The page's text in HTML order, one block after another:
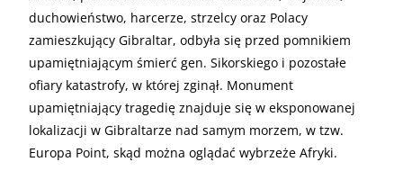
duchowieństwo, harcerze, strzelcy oraz Polacy
zamieszkujący Gibraltar, odbyła się przed pomnikiem
upamiętniającym śmierć gen. Sikorskiego i pozostałe
ofiary katastrofy, w której zginął. Monument
upamiętniający tragedię znajduje się w eksponowanej
lokalizacji w Gibraltarze nad samym morzem, w tzw.
Europa Point, skąd można oglądać wybrzeże Afryki.